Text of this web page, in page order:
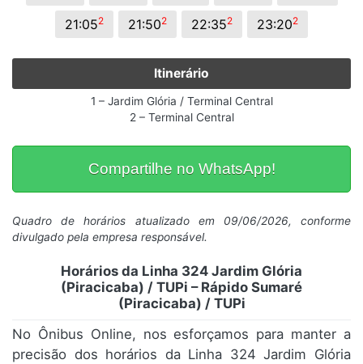
21:052 21:502 22:352 23:202
Itinerário
1 – Jardim Glória / Terminal Central
2 – Terminal Central
Compartilhe no WhatsApp!
Quadro de horários atualizado em 09/06/2026, conforme
divulgado pela empresa responsável.
Horários da Linha 324 Jardim Glória
(Piracicaba) / TUPi – Rápido Sumaré
(Piracicaba) / TUPi
No Ônibus Online, nos esforçamos para manter a
precisão dos horários da Linha 324 Jardim Glória